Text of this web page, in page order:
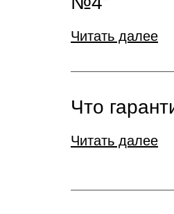
Читать далее
Что
Читать далее